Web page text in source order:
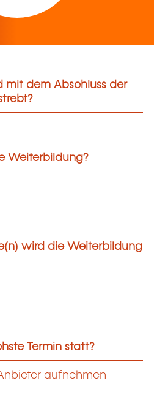
mit dem Abschluss der
Weiterbildung?
wird die Weiterbildung
Termin statt?
aufnehmen